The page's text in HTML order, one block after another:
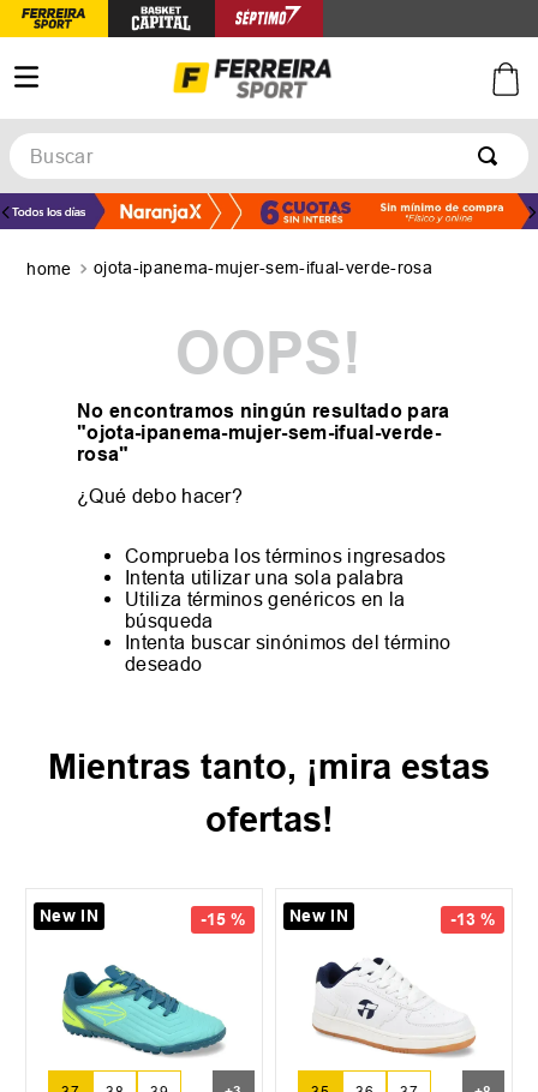
Buscar
ojota-ipanema-mujer-sem-ifual-verde-rosa
OOPS!
No encontramos ningún resultado para
"ojota-ipanema-mujer-sem-ifual-verde-
rosa"
¿Qué debo hacer?
Comprueba los términos ingresados
Intenta utilizar una sola palabra
Utiliza términos genéricos en la
búsqueda
Intenta buscar sinónimos del término
deseado
Mientras tanto, ¡mira estas
ofertas!
-15 %
New IN -13 %
New IN
TÉRMINOS MÁS BUSCADOS
basquet
zapatillas adidas
medias